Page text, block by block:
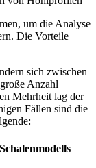
um die Analyse
Die Vorteile
sich zwischen
Anzahl
Mehrheit lag der
Fällen sind die